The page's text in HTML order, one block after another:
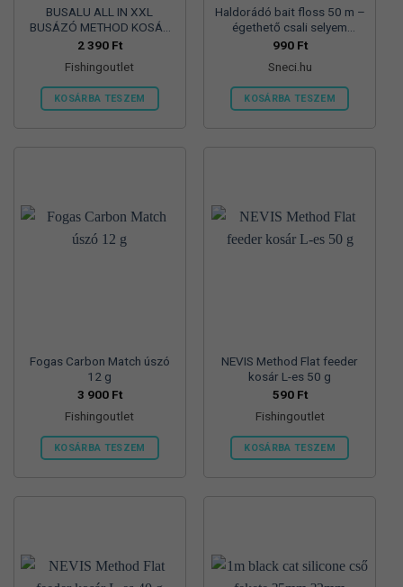
BUSALU ALL IN XXL
BUSÁZÓ METHOD KOSÁR
CRYSTAL – 150gr
2 390 Ft
Fishingoutlet
KOSÁRBA TESZEM
Haldorádó bait floss 50 m –
égethető csali selyem
ütköző
990 Ft
Sneci.hu
KOSÁRBA TESZEM
Fogas Carbon Match úszó
12 g
3 900 Ft
Fishingoutlet
KOSÁRBA TESZEM
NEVIS Method Flat feeder
kosár L-es 50 g
590 Ft
Fishingoutlet
KOSÁRBA TESZEM